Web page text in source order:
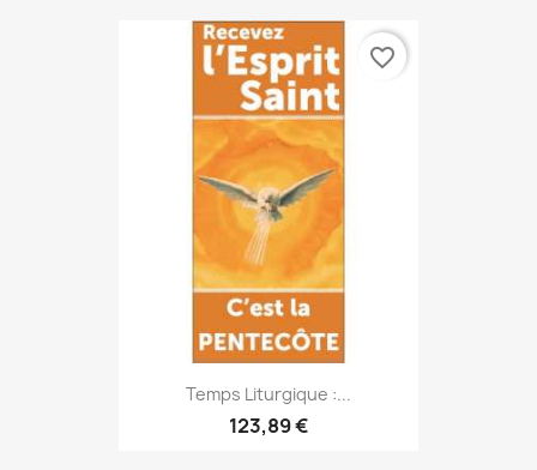
Temps Liturgique :...
123,89 €
favorite_border